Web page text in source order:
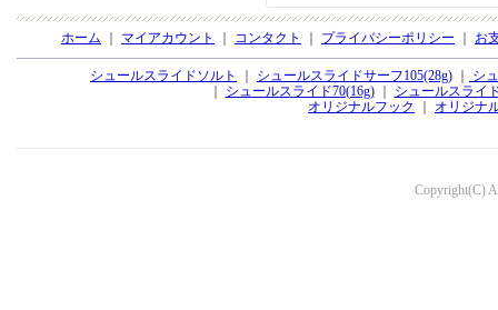
ホーム マイアカウント コンタクト プライバシーポリシー お
シュールスライドソルト シュールスライドサーフ105(28g)
シ
シュールスライド70(16g)｜
シュールスライ
オリジナルフック
オリジナ
Copyright(C)